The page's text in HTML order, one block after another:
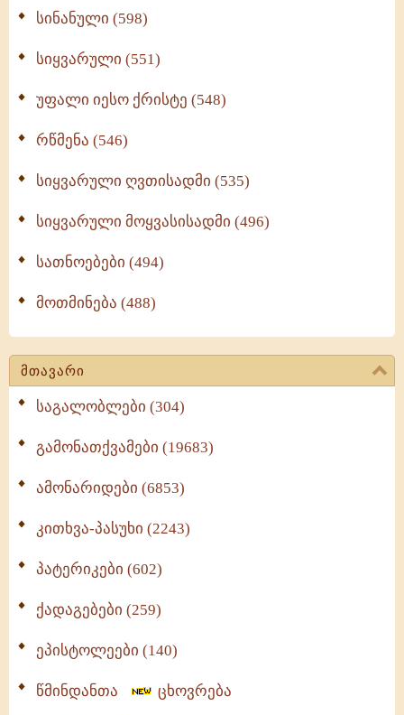
სინანული (598)
სიყვარული (551)
უფალი იესო ქრისტე (548)
რწმენა (546)
სიყვარული ღვთისადმი (535)
სიყვარული მოყვასისადმი (496)
სათნოებები (494)
მოთმინება (488)
მთავარი
საგალობლები (304)
გამონათქვამები (19683)
ამონარიდები (6853)
კითხვა-პასუხი (2243)
პატერიკები (602)
ქადაგებები (259)
ეპისტოლეები (140)
წმინდანთა ცხოვრება